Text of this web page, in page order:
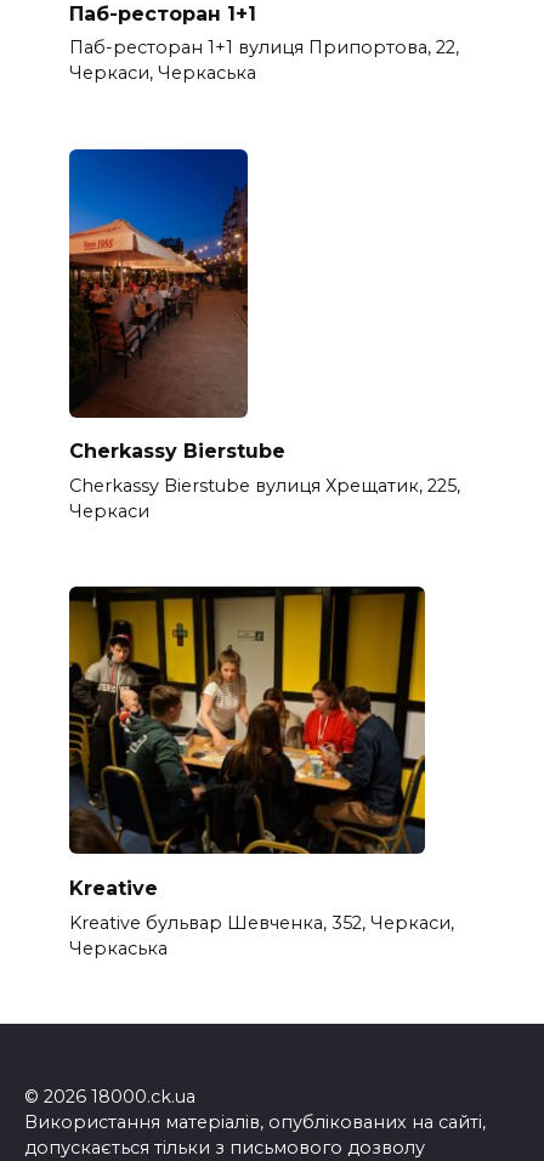
Паб-ресторан 1+1
Паб-ресторан 1+1 вулиця Припортова, 22,
Черкаси, Черкаська
Cherkassy Bierstube
Cherkassy Bierstube вулиця Хрещатик, 225,
Черкаси
Kreative
Kreative бульвар Шевченка, 352, Черкаси,
Черкаська
© 2026 18000.ck.ua
Використання матеріалів, опублікованих на сайті,
допускається тільки з письмового дозволу